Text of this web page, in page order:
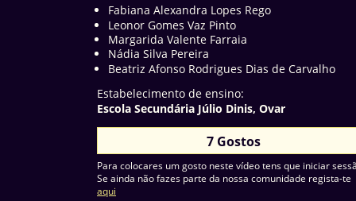
Fabiana Alexandra Lopes Rego
Leonor Gomes Vaz Pinto
Margarida Valente Farraia
Nádia Silva Pereira
Beatriz Afonso Rodrigues Dias de Carvalho
Estabelecimento de ensino:
Escola Secundária Júlio Dinis, Ovar
7 Gostos
Para colocares um gosto neste vídeo tens que iniciar
Se ainda não fazes parte da nossa comunidade regista-te
aqui